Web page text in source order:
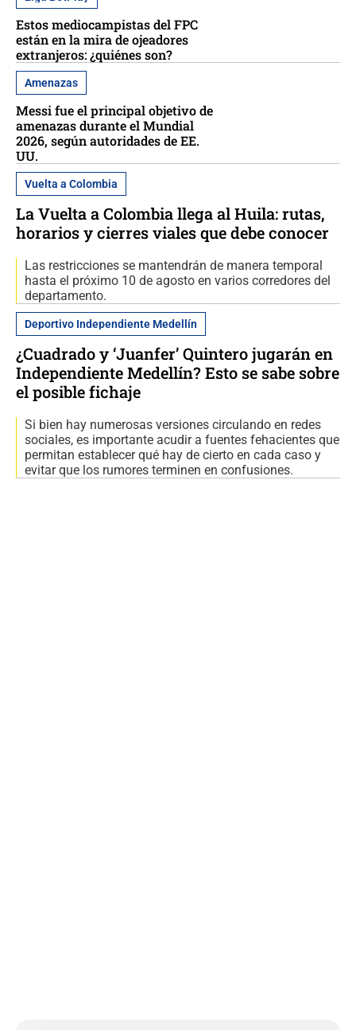
Estos mediocampistas del FPC
están en la mira de ojeadores
extranjeros: ¿quiénes son?
Amenazas
Messi fue el principal objetivo de
amenazas durante el Mundial
2026, según autoridades de EE.
UU.
Vuelta a Colombia
La Vuelta a Colombia llega al Huila: rutas,
horarios y cierres viales que debe conocer
Las restricciones se mantendrán de manera temporal
hasta el próximo 10 de agosto en varios corredores del
departamento.
Deportivo Independiente Medellín
¿Cuadrado y ‘Juanfer’ Quintero jugarán en
Independiente Medellín? Esto se sabe sobre
el posible fichaje
Si bien hay numerosas versiones circulando en redes
sociales, es importante acudir a fuentes fehacientes que
permitan establecer qué hay de cierto en cada caso y
evitar que los rumores terminen en confusiones.